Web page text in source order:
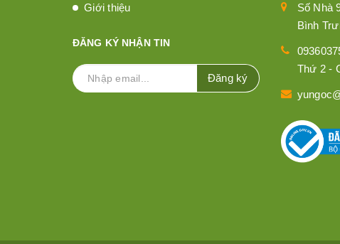
Giới thiệu
ĐĂNG KÝ NHẬN TIN
Đăng ký
Số Nhà
Bình
Thứ 2 -